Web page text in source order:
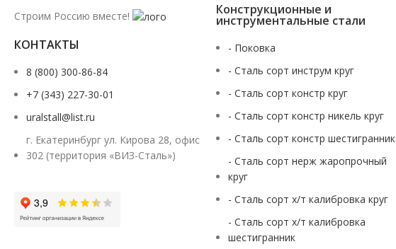
Строим Россию вместе!
КОНТАКТЫ
8 (800) 300-86-84
+7 (343) 227-30-01
uralstall@list.ru
г. Екатеринбург ул. Кирова 28, офис
302 (территория «ВИЗ-Сталь»)
Конструкционные и
инструментальные стали
- Поковка
- Сталь сорт инструм круг
- Сталь сорт констр круг
- Сталь сорт констр никель круг
- Сталь сорт констр шестигранник
- Сталь сорт нерж жаропрочный
круг
- Сталь сорт х/т калибровка круг
- Сталь сорт х/т калибровка
шестигранник